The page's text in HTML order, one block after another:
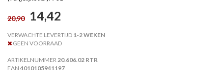
20,90 14,42
VERWACHTE LEVERTIJD 1-2 WEKEN
GEEN VOORRAAD
ARTIKELNUMMER20.606.02 RTR
EAN 4010105941197